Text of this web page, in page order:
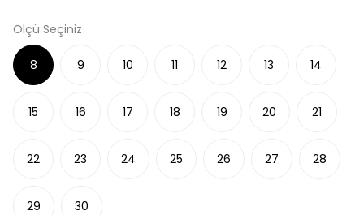
Ölçü Seçiniz
8 9 10 11 12 13 14
15 16 17 18 19 20 21
22 23 24 25 26 27 28
29 30